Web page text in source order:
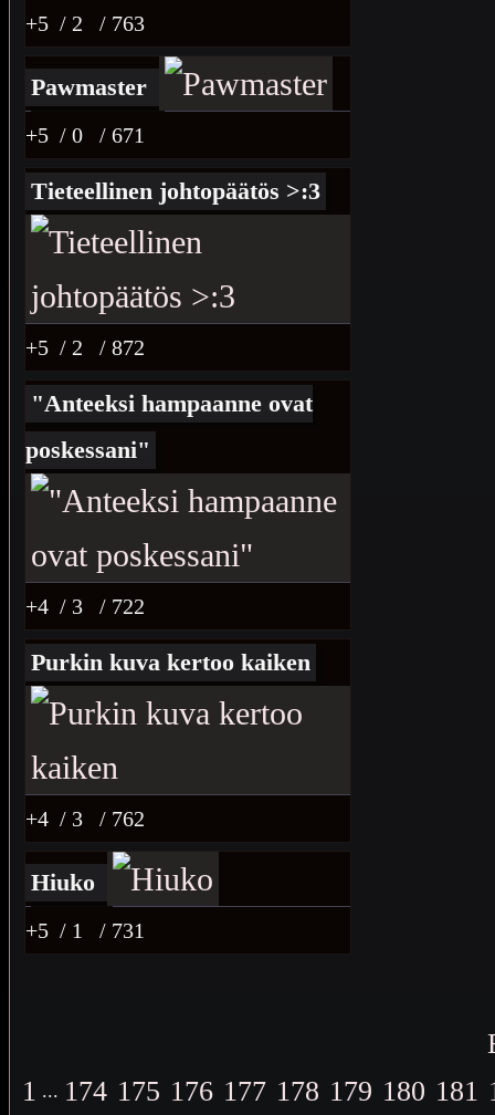
+5 / 2 / 763
Pawmaster
+5 / 0 / 671
Tieteellinen johtopäätös >:3
+5 / 2 / 872
"Anteeksi hampaanne ovat
poskessani"
+4 / 3 / 722
Purkin kuva kertoo kaiken
+4 / 3 / 762
Hiuko
+5 / 1 / 731
1 ... 174 175 176 177 178 179 180 181